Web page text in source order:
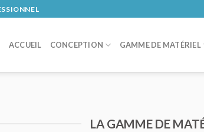
ACCUEIL CONCEPTION GAMME DE MATÉRIEL
LA GAMME DE